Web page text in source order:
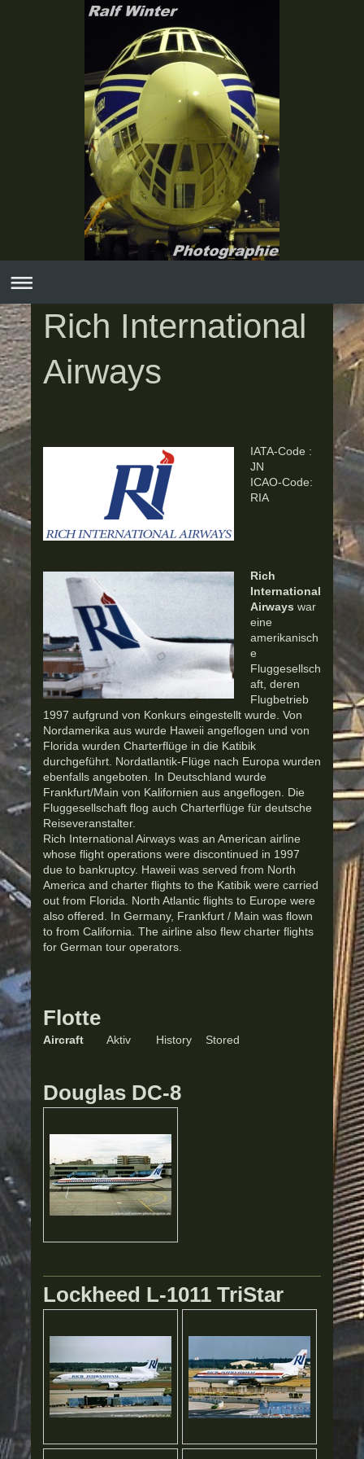
Rich International
Airways
IATA-Code :
JN
ICAO-Code:
RIA
Rich
International
Airways war
eine
amerikanisch
e
Fluggesellsch
aft, deren
Flugbetrieb
1997 aufgrund von Konkurs eingestellt wurde. Von
Nordamerika aus wurde Haweii angeflogen und von
Florida wurden Charterflüge in die Katibik
durchgeführt. Nordatlantik-Flüge nach Europa wurden
ebenfalls angeboten. In Deutschland wurde
Frankfurt/Main von Kalifornien aus angeflogen. Die
Fluggesellschaft flog auch Charterflüge für deutsche
Reiseveranstalter.
Rich International Airways was an American airline
whose flight operations were discontinued in 1997
due to bankruptcy. Haweii was served from North
America and charter flights to the Katibik were carried
out from Florida. North Atlantic flights to Europe were
also offered. In Germany, Frankfurt / Main was flown
to from California. The airline also flew charter flights
for German tour operators.
Flotte
Aircraft Aktiv History Stored
Douglas DC-8
Lockheed L-1011 TriStar